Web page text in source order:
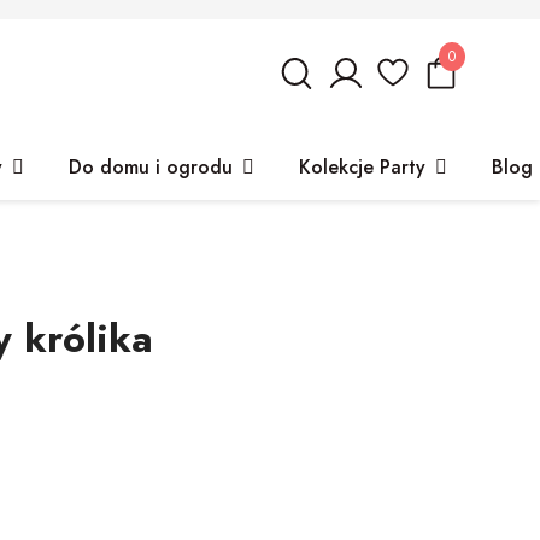
0
Do domu i ogrodu Kolekcje Party Blog
królika